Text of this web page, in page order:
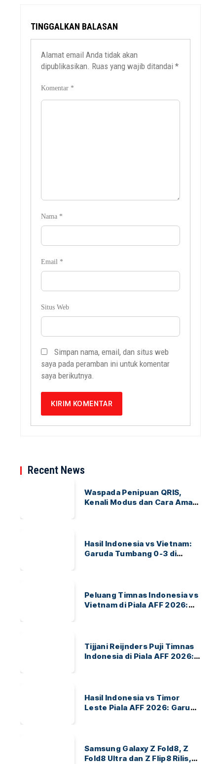
TINGGALKAN BALASAN
Alamat email Anda tidak akan
dipublikasikan. Ruas yang wajib ditandai*
Komentar *
Nama *
Email *
Situs Web
Simpan nama, email, dan situs web
saya pada peramban ini untuk komentar
saya berikutnya.
Recent News
Waspada Penipuan QRIS,
Kenali Modus dan Cara Aman
Hasil Indonesia vs Vietnam:
Garuda Tumbang 0-3 di
Peluang Timnas Indonesia vs
Vietnam di Piala AFF 2026:
Tijjani Reijnders Puji Timnas
Indonesia di Piala AFF 2026:
Hasil Indonesia vs Timor
Leste Piala AFF 2026: Garuda
Samsung Galaxy Z Fold8, Z
Fold8 Ultra dan Z Flip8 Rilis,